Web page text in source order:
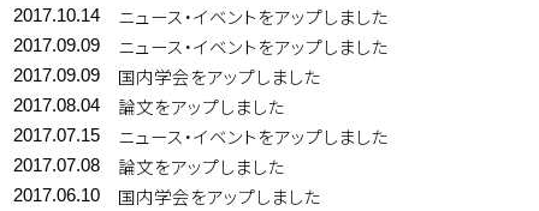
2017.10.14 ニュース・イベントをアップしました
2017.09.09 ニュース・イベントをアップしました
2017.09.09 国内学会をアップしました
2017.08.04 論文をアップしました
2017.07.15 ニュース・イベントをアップしました
2017.07.08 論文をアップしました
2017.06.10 国内学会をアップしました